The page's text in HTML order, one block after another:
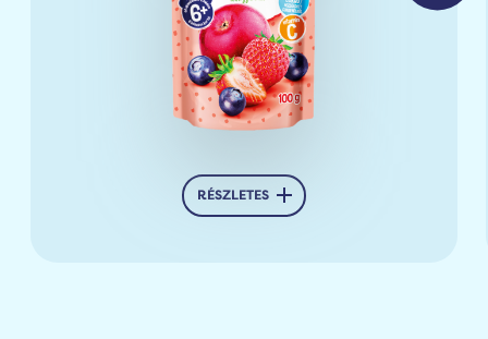
RÉSZLETES